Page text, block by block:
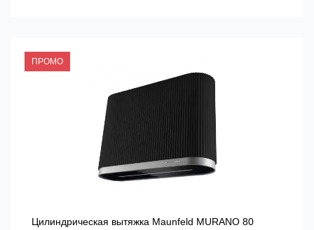
ПРОМО
Цилиндрическая вытяжка Maunfeld MURANO 80